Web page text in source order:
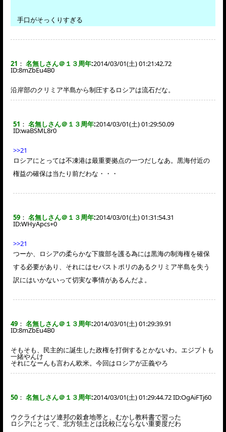
手口がそっくりすぎる
21 ： 名無しさん＠１３周年:2014/03/01(土) 01:21:42.72
ID:8mZbEu4B0
沿岸部のクリミア半島から制圧するロシアは流石だな。
51 ： 名無しさん＠１３周年:2014/03/01(土) 01:29:50.09
ID:waBSML8r0
>>21
ロシアにとっては不凍港は最重要拠点の一つだしなあ。黒海付近の
権益の確保は当たり前だわな・・・
59 ： 名無しさん＠１３周年:2014/03/01(土) 01:31:54.31
ID:WHyApcs+0
>>21
つーか、ロシアの柔らかな下腹部を護る為には黒海の制海権を確保
する必要があり、それにはセバストポリのあるクリミア半島を失う
訳にはいかないって切実な事情があるんだよ。
49 ： 名無しさん＠１３周年:2014/03/01(土) 01:29:39.91
ID:8mZbEu4B0
そもそも、民主的に誕生した政権を打倒するとかないわ。エジプトも
一緒やんけ
それになーんも言わん欧米。今回はロシアが正義やろ
50 ： 名無しさん＠１３周年:2014/03/01(土) 01:29:44.72 ID:OgAiFTj60
ウクライナはソ連邦の穀倉地帯と、むかし教科書で習った
ロシアにとって、北方領土とは比較にならない重要度だわ